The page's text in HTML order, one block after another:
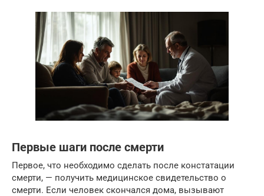
Первые шаги после смерти
Первое, что необходимо сделать после констатации
смерти, — получить медицинское свидетельство о
смерти. Если человек скончался дома, вызывают